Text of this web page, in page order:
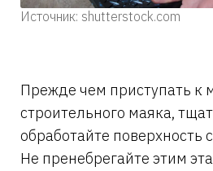
Прежде чем приступать к
строительного маяка,
обработайте поверхность
Не пренебрегайте этим
Источник: shutterstock.com